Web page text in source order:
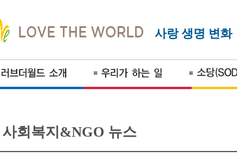
사랑 생명 변화
사회복지&NGO 뉴스